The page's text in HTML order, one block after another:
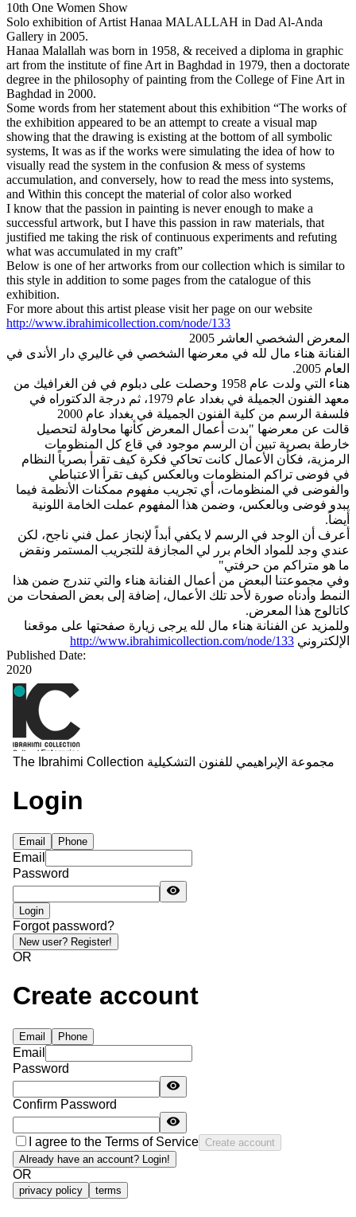
10th One Women Show
Solo exhibition of Artist Hanaa MALALLAH in Dad Al-Anda
Gallery in 2005.
Hanaa Malallah was born in 1958, & received a diploma in graphic
art from the institute of fine Art in Baghdad in 1979, then a doctorate
degree in the philosophy of painting from the College of Fine Art in
Baghdad in 2000.
Some words from her statement about this exhibition “The works of
the exhibition appeared to be an attempt to create a visual map
showing that the drawing is existing at the bottom of all symbolic
systems, It was as if the works were simulating the idea of how to
visually read the system in the confusion & mess of systems
accumulation, and conversely, how to read the mess into systems,
and Within this concept the material of color also worked
I know that the passion in painting is never enough to make a
successful artwork, but I have this passion in raw materials, that
justified me taking the risk of continuous experiments and refuting
what was accumulated in my craft”
Below is one of her artworks from our collection which is similar to
this style in addition to some pages from the catalogue of this
exhibition.
For more about this artist please visit her page on our website
http://www.ibrahimicollection.com/node/133
المعرض الشخصي العاشر 2005
الفنانة هناء مال لله في معرضها الشخصي في غاليري دار الأندى في
العام 2005.
هناء التي ولدت عام 1958 وحصلت على دبلوم في فن الغرافيك من
معهد الفنون الجميلة في بغداد عام 1979، ثم درجة الدكتوراه في
فلسفة الرسم من كلية الفنون الجميلة في بغداد عام 2000
قالت عن معرضها "بدت أعمال المعرض كأنها محاولة لتحصيل
خارطة بصرية تبين أن الرسم موجود في قاع كل المنظومات
الرمزية، فكأن الأعمال كانت تحاكي فكرة كيف تقرأ بصرياً النظام
في فوضى تراكم المنظومات وبالعكس كيف تقرأ الاعتباطي
والفوضى في المنظومات، أي تجريب مفهوم ممكنات الأنظمة فيما
يبدو فوضى وبالعكس، وضمن هذا المفهوم عملت الخامة اللونية
أيضاً.
أعرف أن الوجد في الرسم لا يكفي أبداً لإنجاز عمل فني ناجح، لكن
عندي وجد للمواد الخام برر لي المجازفة للتجريب المستمر ونقض
ما هو متراكم من حرفتي"
وفي مجموعتنا البعض من أعمال الفنانة هناء والتي تندرج ضمن هذا
النمط وأدناه صورة لأحد تلك الأعمال، إضافة إلى بعض الصفحات من
كاتالوج هذا المعرض.
وللمزيد عن الفنانة هناء مال لله يرجى زيارة صفحتها على موقعنا
الإلكتروني http://www.ibrahimicollection.com/node/133
Published Date:
2020